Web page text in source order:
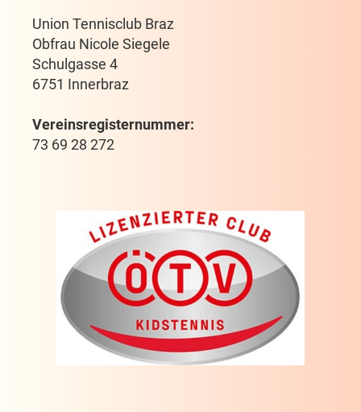
Union Tennisclub Braz
Obfrau Nicole Siegele
Schulgasse 4
6751 Innerbraz
Vereinsregisternummer:
73 69 28 272